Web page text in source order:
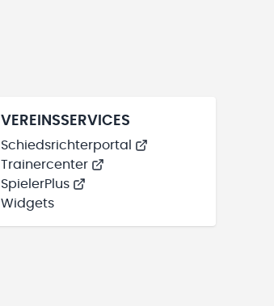
VEREINSSERVICES
Schiedsrichterportal
Trainercenter
SpielerPlus
Widgets